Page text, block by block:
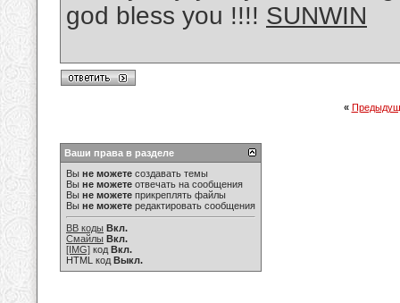
god bless you !!!! SUNWIN
«
Ваши права в разделе
Вы не можете создавать темы
Вы не можете отвечать на сообщения
Вы не можете прикреплять файлы
Вы не можете редактировать сообщения
BB коды Вкл.
Смайлы Вкл.
[IMG] код Вкл.
HTML код Выкл.